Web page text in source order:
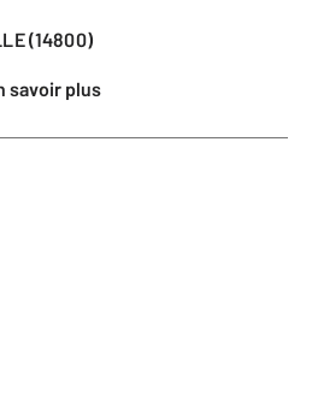
(14800)
savoir plus